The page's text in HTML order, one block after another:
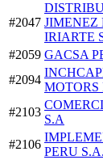
#2047 JIMENEZ
IRIARTE
#2059 GACSA
#2094
MOTORS
#2103
S.A
#2106
PERU